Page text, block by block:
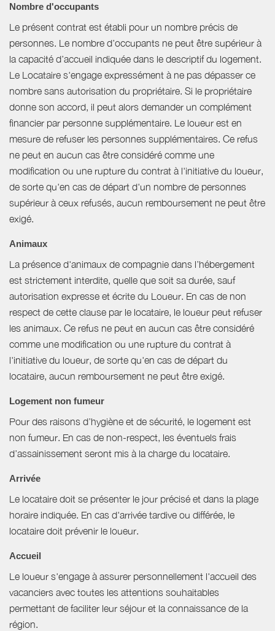
Nombre d'occupants
Le présent contrat est établi pour un nombre précis de
personnes. Le nombre d’occupants ne peut être supérieur à
la capacité d’accueil indiquée dans le descriptif du logement.
Le Locataire s'engage expressément à ne pas dépasser ce
nombre sans autorisation du propriétaire. Si le propriétaire
donne son accord, il peut alors demander un complément
financier par personne supplémentaire. Le loueur est en
mesure de refuser les personnes supplémentaires. Ce refus
ne peut en aucun cas être considéré comme une
modification ou une rupture du contrat à l'initiative du loueur,
de sorte qu'en cas de départ d'un nombre de personnes
supérieur à ceux refusés, aucun remboursement ne peut être
exigé.
Animaux
La présence d'animaux de compagnie dans l’hébergement
est strictement interdite, quelle que soit sa durée, sauf
autorisation expresse et écrite du Loueur. En cas de non
respect de cette clause par le locataire, le loueur peut refuser
les animaux. Ce refus ne peut en aucun cas être considéré
comme une modification ou une rupture du contrat à
l'initiative du loueur, de sorte qu'en cas de départ du
locataire, aucun remboursement ne peut être exigé.
Logement non fumeur
Pour des raisons d’hygiène et de sécurité, le logement est
non fumeur. En cas de non-respect, les éventuels frais
d’assainissement seront mis à la charge du locataire.
Arrivée
Le locataire doit se présenter le jour précisé et dans la plage
horaire indiquée. En cas d'arrivée tardive ou différée, le
locataire doit prévenir le loueur.
Accueil
Le loueur s'engage à assurer personnellement l'accueil des
vacanciers avec toutes les attentions souhaitables
permettant de faciliter leur séjour et la connaissance de la
région.